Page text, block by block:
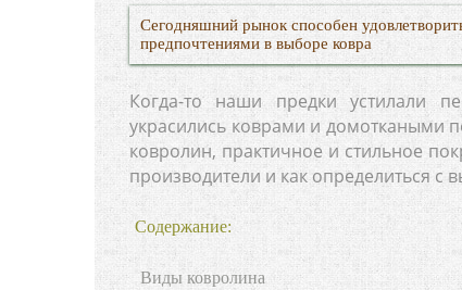
Сегодняшний рынок способен
предпочтениями в выборе ковра
Когда-то наши предки устилали
украсились коврами и домоткаными
ковролин, практичное и стильное
производители и как определиться с
Содержание:
Виды ковролина